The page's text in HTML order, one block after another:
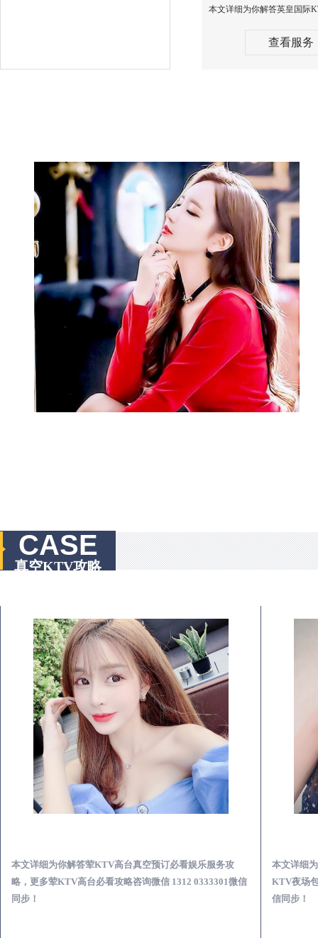
查看服务
CASE
真空KTV攻略
本文详细为你解答荤KTV高台真空预订必看娱乐服务攻
略，更多荤KTV高台必看攻略咨询微信 1312 0333301微信
同步！
本文详细
KTV夜场
信同步！